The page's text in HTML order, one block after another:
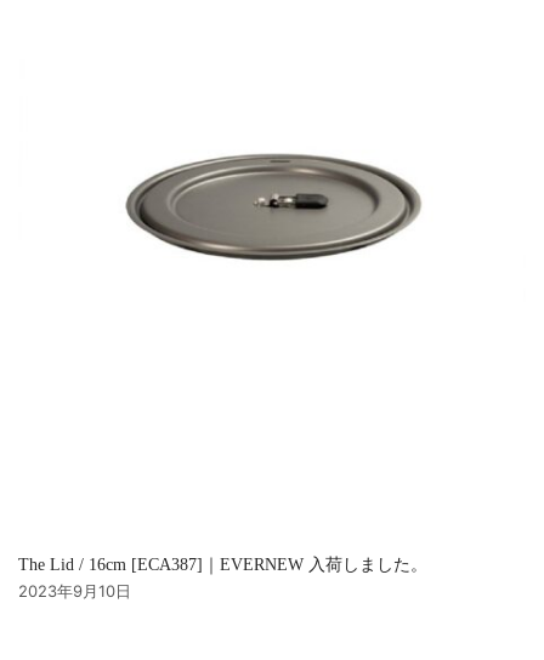
The Lid / 16cm [ECA387]｜EVERNEW 入荷しました。
2023年9月10日